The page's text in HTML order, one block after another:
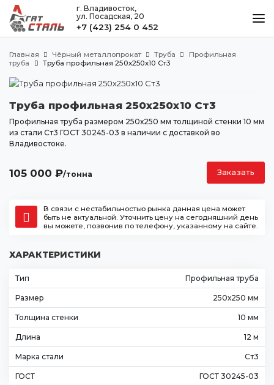
г. Владивосток,
ул. Посадская, 20
+7 (423) 254 0 452
МЕТАЛЛООБРАБОТКА
ДОСТАВКА И ОПЛАТА
КОНТАКТЫ
ул. Посадская, 20
Главная Чёрный металлопрокат Труба
Профильная
труба
Труба профильная 250х250х10 Ст3
Труба профильная 250х250х10 Ст3
Профильная труба размером 250х250 мм толщиной стенки 10 мм
из стали Ст3 ГОСТ 30245-03 в наличии с доставкой во
Владивостоке.
105 000 ₽/тонна Заказать
В связи с нестабильностью рынка данная цена может
быть не актуальной. Уточнить цену на сегодняшний день
вы можете, позвонив по телефону, указанному на сайте.
ХАРАКТЕРИСТИКИ
Тип Профильная труба
Размер 250х250 мм
Толщина стенки 10 мм
Длина 12 м
Марка стали Ст3
ГОСТ ГОСТ 30245-03